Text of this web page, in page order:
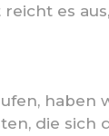
es
die